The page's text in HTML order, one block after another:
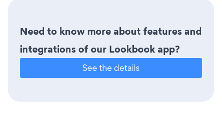
Need to know more about features and
integrations of our Lookbook app?
See the details